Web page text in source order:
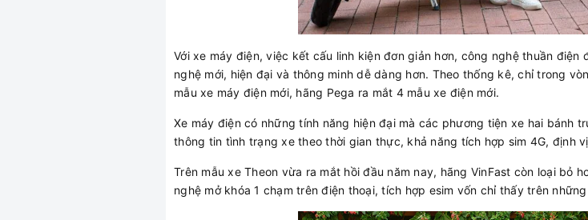
Với xe máy điện, việc kết cấu linh kiện đơn giản hơn, công nghệ thuần
nghệ mới, hiện đại và thông minh dễ dàng hơn. Theo thống kê, chỉ trong
mẫu xe máy điện mới, hãng Pega ra mắt 4 mẫu xe điện mới.
Xe máy điện có những tính năng hiện đại mà các phương tiện xe hai bánh
thông tin tình trạng xe theo thời gian thực, khả năng tích hợp sim 4G, định
Trên mẫu xe Theon vừa ra mắt hồi đầu năm nay, hãng VinFast còn loại bỏ
nghệ mở khóa 1 chạm trên điện thoại, tích hợp esim vốn chỉ thấy trên